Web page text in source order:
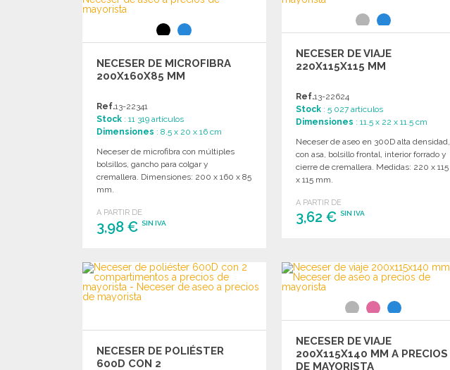
NECESER DE MICROFIBRA
200X160X85 MM
Ref.13-22341
Stock : 11 319 artículos
Dimensiones : 8.5 x 20 x 16 cm
Neceser de microfibra con múltiples
bolsillos, gancho para colgar y
cremallera. Dimensiones: 200 x 160 x 85
mm.
A PARTIR DE
3,98 € SIN IVA
Solicitar un presupuesto
NECESER DE VIAJE
220X115X115 MM
Ref.13-22624
Stock : 5 027 artículos
Dimensiones : 11.5 x 22 x 11.5 cm
Neceser de aseo en 300D alta densidad,
con asa, bolsillo frontal, interior forrado y
cierre de cremallera. Medidas: 220 x 115
x 115 mm.
A PARTIR DE
3,62 €SIN IVA
Solicitar un presupuesto
NECESER DE POLIÉSTER
600D CON 2
NECESER DE VIAJE
200X115X140 MM A PRECIOS
DE MAYORISTA